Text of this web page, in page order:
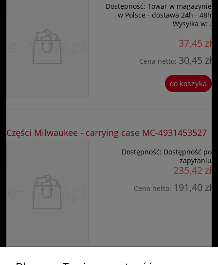
Dostępność: Towar w magazynie
w Polsce - dostawa 24h - 48h
Wysyłka w: .
37,45 zł
Cena netto: 30,45 zł
do koszyka
Części Milwaukee - carrying case MC-4931453527
Dostępność: Dostępność po
zapytaniu
235,42 zł
Cena netto: 191,40 zł